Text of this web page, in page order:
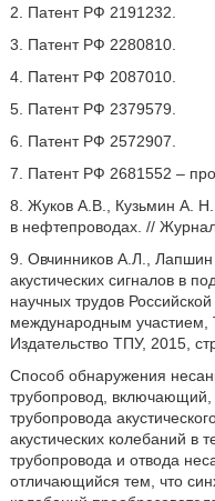
2. Патент РФ 2191232.
3. Патент РФ 2280810.
4. Патент РФ 2087010.
5. Патент РФ 2379579.
6. Патент РФ 2572907.
7. Патент РФ 2681552 –
8. Жуков А.В., Кузьмин А. Н.
в нефтепроводах. //
9. Овчинников А.Л.,
акустических сигналов в
научных трудов
международным участием,
Издательство ТПУ, 2015,
Способ обнаружения
трубопровод, включающий,
трубопровода
акустических колебаний в
трубопровода и отвода
отличающийся тем, что